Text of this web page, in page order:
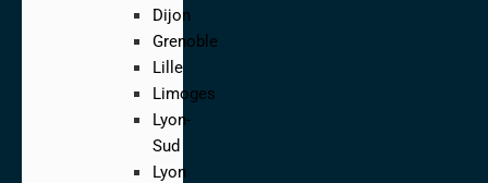
Dijon
Grenoble
Lille
Limoges
Lyon-
Sud
Lyon